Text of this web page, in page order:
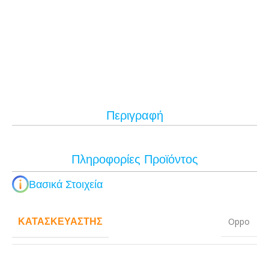
Περιγραφή
Πληροφορίες Προϊόντος
Βασικά Στοιχεία
ΚΑΤΑΣΚΕΥΑΣΤΉΣ Oppo